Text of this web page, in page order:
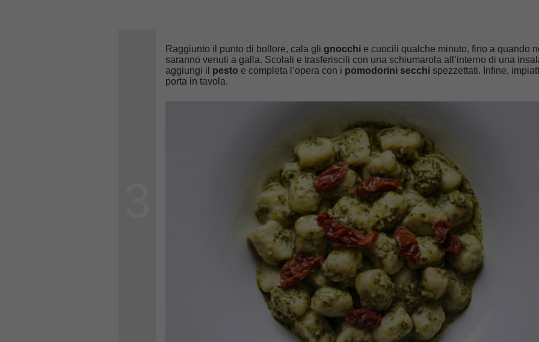
Raggiunto il punto di bollore, cala glignocchi e cuocili qualche minuto, fino a quando
saranno venuti a galla. Scolali e trasferiscili con una schiumarola all’interno di una
aggiungi il pesto e completa l’opera con i pomodorini secchi spezzettati. Infine,
porta in tavola.